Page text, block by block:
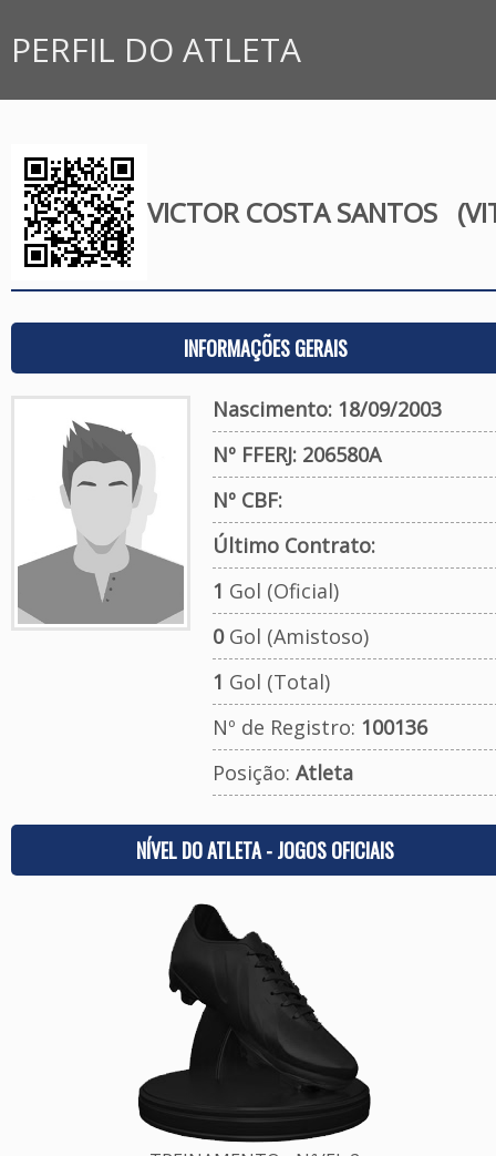
PERFIL DO ATLETA
VICTOR COSTA SANTOS
INFORMAÇÕES GERAIS
Nascimento: 18/09/2003
Nº FFERJ: 206580A
Nº CBF:
Último Contrato:
1 Gol (Oficial)
0Gol (Amistoso)
1 Gol (Total)
Nº de Registro: 100136
Posição: Atleta
NÍVEL DO ATLETA - JOGOS OFICIAIS